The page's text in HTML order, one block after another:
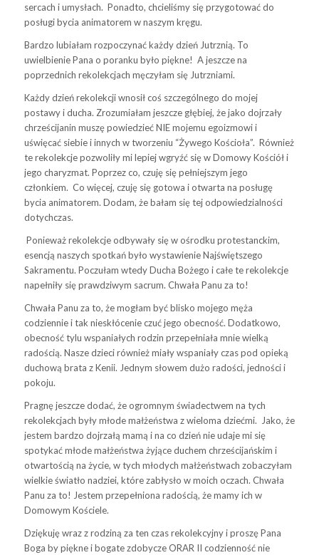
sercach i umysłach. Ponadto, chcieliśmy się przygotować do
posługi bycia animatorem w naszym kręgu.
Bardzo lubiałam rozpoczynać każdy dzień Jutrznią. To
uwielbienie Pana o poranku było piękne! A jeszcze na
poprzednich rekolekcjach męczyłam się Jutrzniami.
Każdy dzień rekolekcji wnosił coś szczególnego do mojej
postawy i ducha. Zrozumiałam jeszcze głębiej, że jako dojrzały
chrześcijanin muszę powiedzieć NIE mojemu egoizmowi i
uświęcać siebie i innych w tworzeniu “Żywego Kościoła”. Również
te rekolekcje pozwoliły mi lepiej wgryźć się w Domowy Kościół i
jego charyzmat. Poprzez co, czuję się pełniejszym jego
członkiem. Co więcej, czuję się gotowa i otwarta na posługę
bycia animatorem. Dodam, że bałam się tej odpowiedzialności
dotychczas.
Ponieważ rekolekcje odbywały się w ośrodku protestanckim,
esencją naszych spotkań było wystawienie Najświętszego
Sakramentu. Poczułam wtedy Ducha Bożego i całe te rekolekcje
napełniły się prawdziwym sacrum. Chwała Panu za to!
Chwała Panu za to, że mogłam być blisko mojego męża
codziennie i tak nieskłócenie czuć jego obecność. Dodatkowo,
obecność tylu wspaniałych rodzin przepełniała mnie wielką
radością. Nasze dzieci również miały wspaniały czas pod opieką
duchową brata z Kenii. Jednym słowem dużo radości, jedności i
pokoju.
Pragnę jeszcze dodać, że ogromnym świadectwem na tych
rekolekcjach były młode małżeństwa z wieloma dziećmi. Jako, że
jestem bardzo dojrzałą mamą i na co dzień nie udaje mi się
spotykać młode małżeństwa żyjące duchem chrześcijańskim i
otwartością na życie, w tych młodych małżeństwach zobaczyłam
wielkie światło nadziei, które zabłysło w moich oczach. Chwała
Panu za to! Jestem przepełniona radością, że mamy ich w
Domowym Kościele.
Dziękuję wraz z rodziną za ten czas rekolekcyjny i proszę Pana
Boga by piękne i bogate zdobycze ORAR II codzienność nie